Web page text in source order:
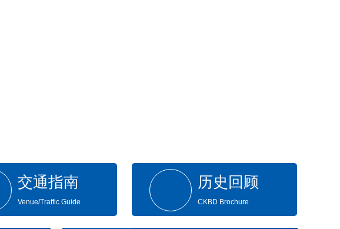
交通指南
Venue/Traffic Guide
历史回顾
CKBD Brochure